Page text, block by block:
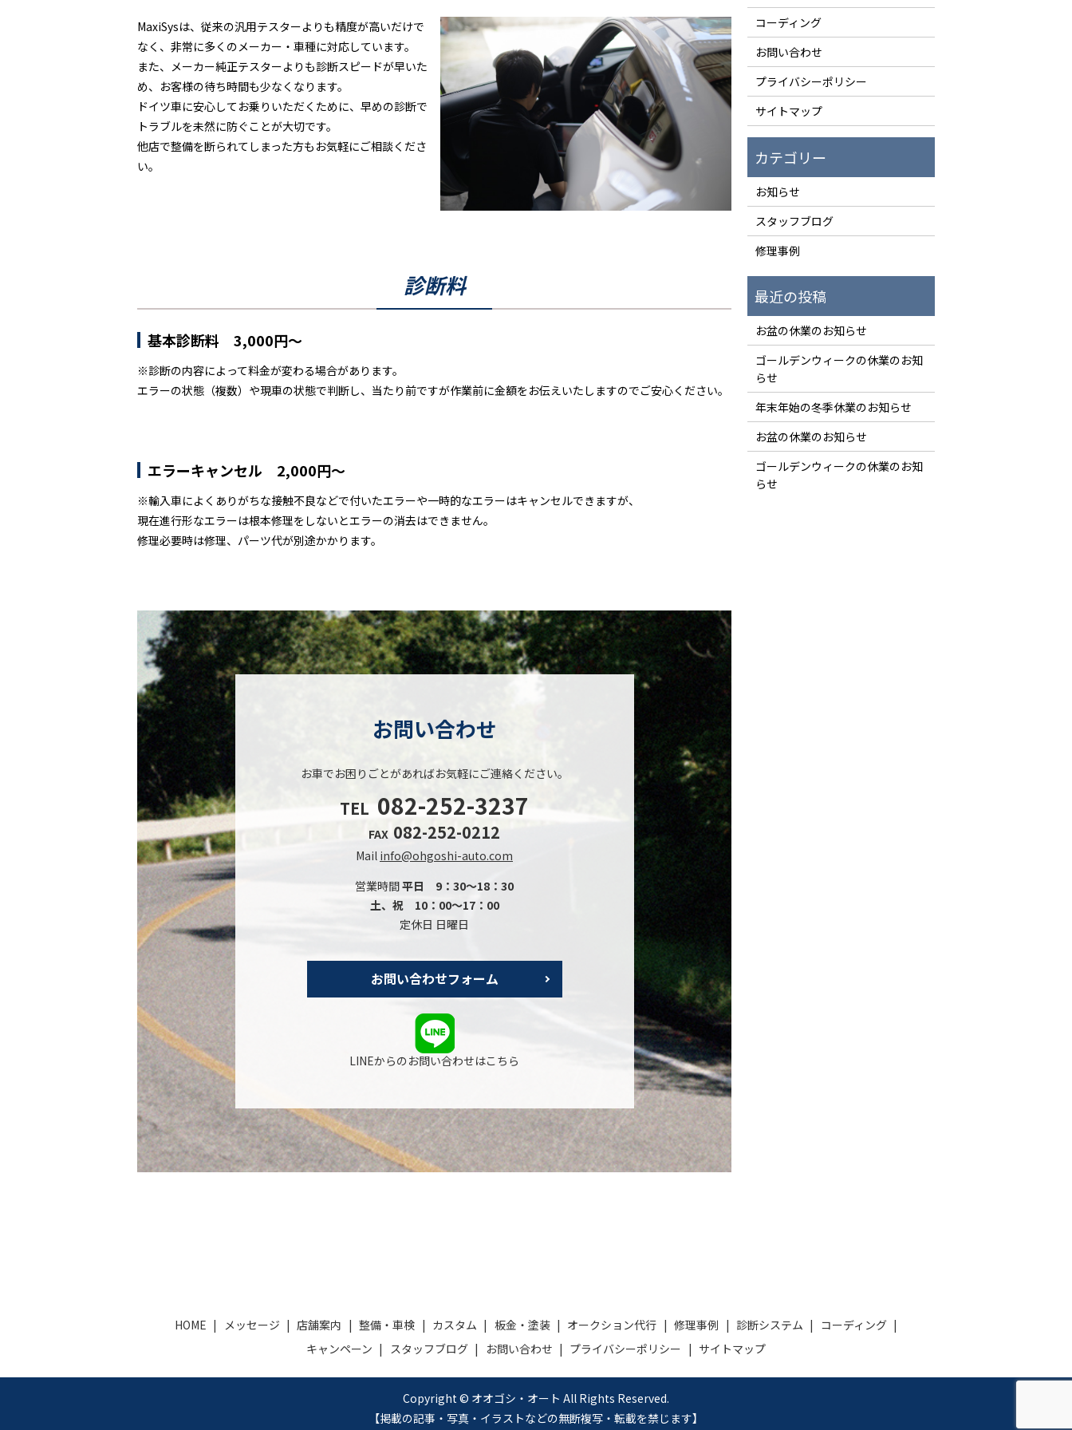
MaxiSysは、従来の汎用テスターよりも精度が高いだけで
なく、非常に多くのメーカー・車種に対応しています。
また、メーカー純正テスターよりも診断スピードが早いた
め、お客様の待ち時間も少なくなります。
ドイツ車に安心してお乗りいただくために、早めの診断で
トラブルを未然に防ぐことが大切です。
他店で整備を断られてしまった方もお気軽にご相談くださ
い。
診断料
基本診断料 3,000円～
※診断の内容によって料金が変わる場合があります。
エラーの状態（複数）や現車の状態で判断し、当たり前ですが作業前に金額をお伝えいたしますのでご安心ください。
エラーキャンセル 2,000円～
※輸入車によくありがちな接触不良などで付いたエラーや一時的なエラーはキャンセルできますが、
現在進行形なエラーは根本修理をしないとエラーの消去はできません。
修理必要時は修理、パーツ代が別途かかります。
お問い合わせ
お車でお困りごとがあればお気軽にご連絡ください。
TEL 082-252-3237
FAX 082-252-0212
Mail info@ohgoshi-auto.com
営業時間平日 9：30～18：30
土、祝 10：00～17：00
定休日 日曜日
お問い合わせフォーム
LINEからのお問い合わせはこちら
コーディング
お問い合わせ
プライバシーポリシー
サイトマップ
お知らせ
スタッフブログ
修理事例
お盆の休業のお知らせ
ゴールデンウィークの休業のお知
らせ
年末年始の冬季休業のお知らせ
お盆の休業のお知らせ
ゴールデンウィークの休業のお知
らせ
HOME メッセージ 店舗案内 整備・車検 カスタム 板金・塗装 オークション代行 修理事例 診断システム
コーディング
キャンペーン
スタッフブログ お問い合わせ プライバシーポリシー サイトマップ
Copyright © オオゴシ・オート All Rights Reserved.
【掲載の記事・写真・イラストなどの無断複写・転載を禁じます】